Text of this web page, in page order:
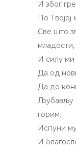
И због
По
Све што
младости,
И силу ми
Да од
Да до
Љубављу
горим.
Испуни
И